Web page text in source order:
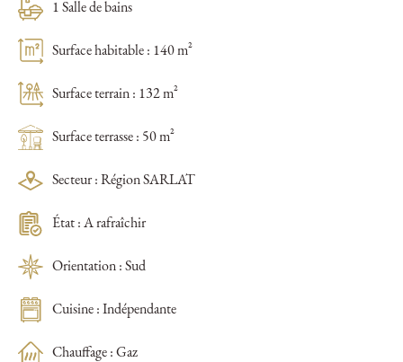
1 Salle de bains
Surface habitable : 140 m²
Surface terrain : 132 m²
Surface terrasse : 50 m²
Secteur : Région SARLAT
État : A rafraîchir
Orientation : Sud
Cuisine : Indépendante
Chauffage : Gaz